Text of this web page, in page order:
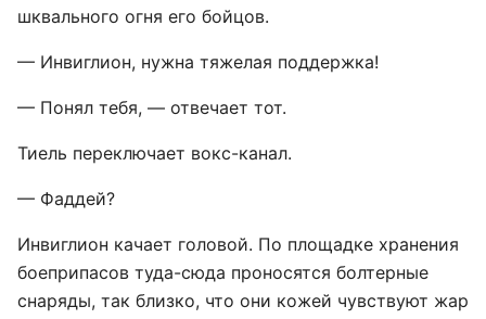
шквального огня его бойцов.
— Инвиглион, нужна тяжелая поддержка!
— Понял тебя, — отвечает тот.
Тиель переключает вокс-канал.
— Фаддей?
Инвиглион качает головой. По площадке хранения
боеприпасов туда-сюда проносятся болтерные
снаряды, так близко, что они кожей чувствуют жар